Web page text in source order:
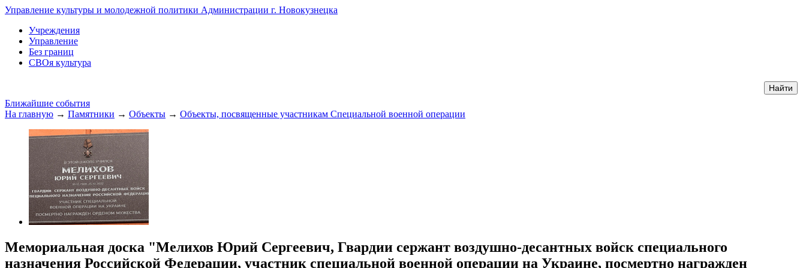
Управление культуры и молодежной политики Администрации г. Новокузнецка
Учреждения
Управление
Без границ
СВОя культура
Ближайшие события
На главную → Памятники → Объекты → Объекты, посвященные участникам Специальной военной операции
Мемориальная доска "Мелихов Юрий Сергеевич, Гвардии сержант воздушно-десантных войск специального
назначения Российской Федерации, участник специальной военной операции на Украине, посмертно награжден